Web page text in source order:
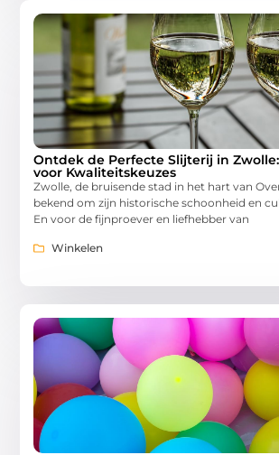
Ontdek de Perfecte Slijterij in
voor Kwaliteitskeuzes
Zwolle, de bruisende stad in het hart van
bekend om zijn historische schoonheid en
En voor de fijnproever en liefhebber van
Winkelen